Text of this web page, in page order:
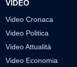
VIDEO
Video Cronaca
Video Politica
Video Attualità
Video Economia